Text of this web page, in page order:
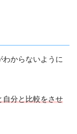
からないように
自分と比較をさせ